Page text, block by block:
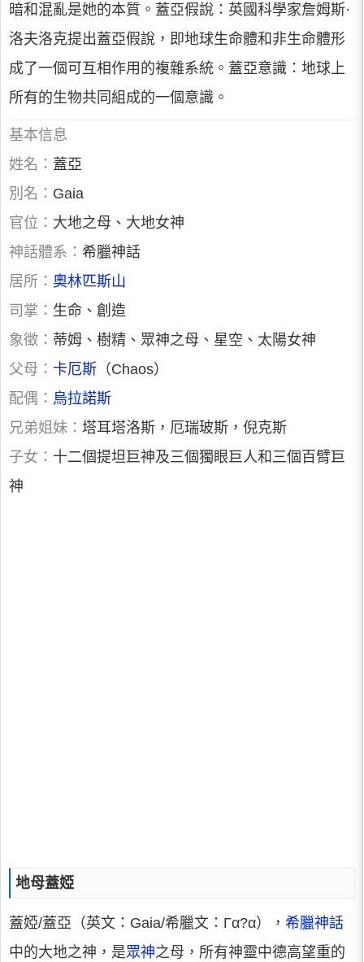
暗和混亂是她的本質。蓋亞假說：英國科學家詹姆斯·
洛夫洛克提出蓋亞假說，即地球生命體和非生命體形
成了一個可互相作用的複雜系統。蓋亞意識：地球上
所有的生物共同組成的一個意識。
基本信息
姓名： 蓋亞
別名： Gaia
官位： 大地之母、大地女神
神話體系： 希臘神話
居所： 奧林匹斯山
司掌： 生命、創造
象徵： 蒂姆、樹精、眾神之母、星空、太陽女神
父母： 卡厄斯 （Chaos）
配偶： 烏拉諾斯
兄弟姐妹： 塔耳塔洛斯，厄瑞玻斯，倪克斯
子女： 十二個提坦巨神及三個獨眼巨人和三個百臂巨
神
地母蓋婭
蓋婭/蓋亞（英文：Gaia/希臘文：Γα?α）， 希臘神話
中的大地之神，是眾神之母，所有神靈中德高望重的